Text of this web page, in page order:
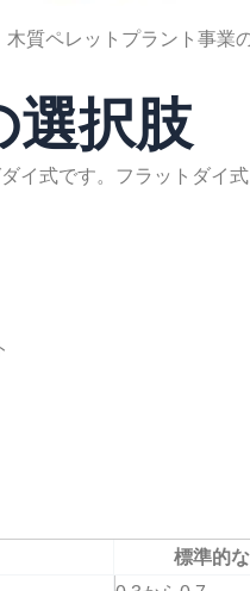
木質ペレットプラント事業
選択肢
イ式です。フラットダ
標準的